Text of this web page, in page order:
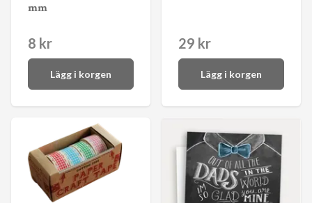
mm
8 kr
Lägg i korgen
29 kr
Lägg i korgen